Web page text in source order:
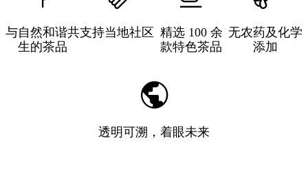
与自然和谐共
生的茶品
支持当地社区 精选 100 余
款特色茶品
无农药及化学
添加
透明可溯，着眼未来